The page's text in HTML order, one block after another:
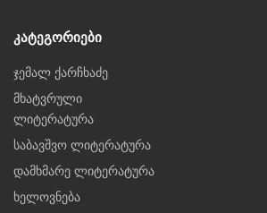
Კატეგორიები
ჯემალ ქარჩხაძე
მხატვრული
ლიტერატურა
საბავშვო ლიტერატურა
დამხმარე ლიტერატურა
ხელოვნება